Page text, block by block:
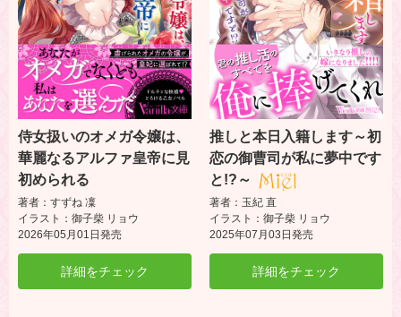
侍女扱いのオメガ令嬢は、
華麗なるアルファ皇帝に見
初められる
著者：すずね 凜
イラスト：御子柴 リョウ
2026年05月01日発売
詳細をチェック
推しと本日入籍します～初
恋の御曹司が私に夢中です
と!?～
著者：玉紀 直
イラスト：御子柴 リョウ
2025年07月03日発売
詳細をチェック